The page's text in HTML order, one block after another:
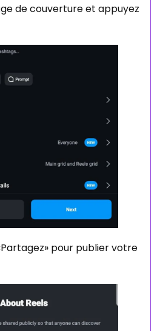
de couverture et appuyez
pour publier votre